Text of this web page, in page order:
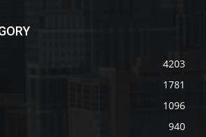
4203
1781
1096
940